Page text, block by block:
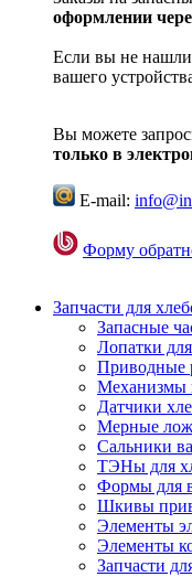
оформлении
Если вы не нашли
вашего
Вы можете
только в
E-mail:
Форму
Запчасти для
Запасные
Лопатки
Приводные
Механизмы
Датчики
Мерные
Сальники
ТЭНы для
Формы для
Шкивы
Элементы
Элементы
Запчасти